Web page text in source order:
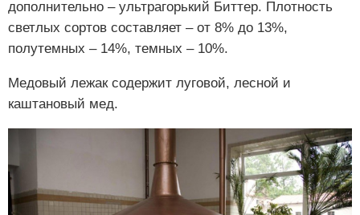
дополнительно – ультрагорький Биттер. Плотность
светлых сортов составляет – от 8% до 13%,
полутемных – 14%, темных – 10%.
Медовый лежак содержит луговой, лесной и
каштановый мед.